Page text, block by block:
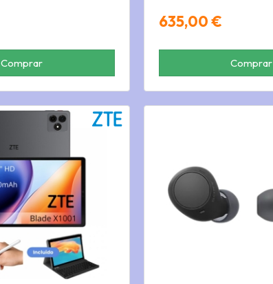
Comprar
635,00 €
Comprar